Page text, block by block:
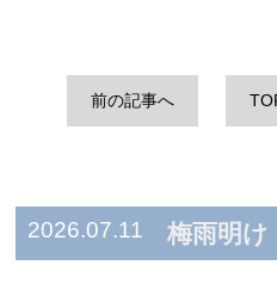
前の記事へ
2026.07.11 梅雨明け